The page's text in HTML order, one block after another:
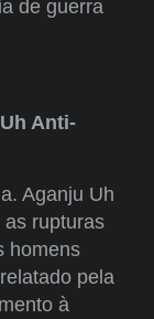
de guerra
Anti-
Aganju Uh
rupturas
homens
pela
à